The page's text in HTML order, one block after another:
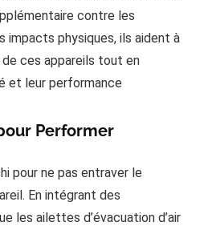
contre les
impacts physiques, ils aident à
ces appareils tout en
et leur performance​
Performer
pour ne pas entraver le
En intégrant des
les ailettes d’évacuation d’air